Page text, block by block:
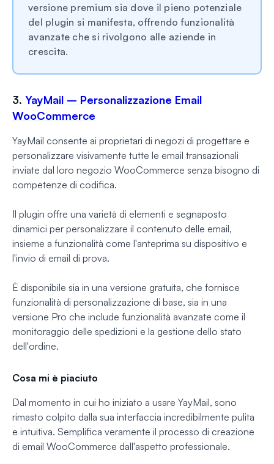
versione premium sia dove il pieno potenziale
del plugin si manifesta, offrendo funzionalità
avanzate che si rivolgono alle aziende in
crescita.
3. YayMail – Personalizzazione Email
WooCommerce
YayMail consente ai proprietari di negozi di progettare e
personalizzare visivamente tutte le email transazionali
inviate dal loro negozio WooCommerce senza bisogno di
competenze di codifica.
Il plugin offre una varietà di elementi e segnaposto
dinamici per personalizzare il contenuto delle email,
insieme a funzionalità come l'anteprima su dispositivo e
l'invio di email di prova.
È disponibile sia in una versione gratuita, che fornisce
funzionalità di personalizzazione di base, sia in una
versione Pro che include funzionalità avanzate come il
monitoraggio delle spedizioni e la gestione dello stato
dell'ordine.
Cosa mi è piaciuto
Dal momento in cui ho iniziato a usare YayMail, sono
rimasto colpito dalla sua interfaccia incredibilmente pulita
e intuitiva. Semplifica veramente il processo di creazione
di email WooCommerce dall'aspetto professionale.